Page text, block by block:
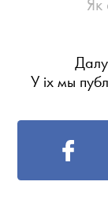
Як
У іх мы